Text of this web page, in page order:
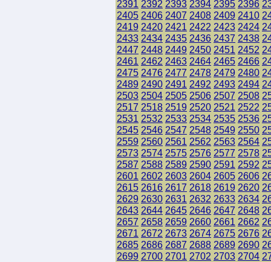
2391 2392 2393 2394 2395 2396
2405 2406 2407 2408 2409 2410
2419 2420 2421 2422 2423 2424
2433 2434 2435 2436 2437 2438
2447 2448 2449 2450 2451 2452
2461 2462 2463 2464 2465 2466
2475 2476 2477 2478 2479 2480
2489 2490 2491 2492 2493 2494
2503 2504 2505 2506 2507 2508
2517 2518 2519 2520 2521 2522
2531 2532 2533 2534 2535 2536
2545 2546 2547 2548 2549 2550
2559 2560 2561 2562 2563 2564
2573 2574 2575 2576 2577 2578
2587 2588 2589 2590 2591 2592
2601 2602 2603 2604 2605 2606
2615 2616 2617 2618 2619 2620
2629 2630 2631 2632 2633 2634
2643 2644 2645 2646 2647 2648
2657 2658 2659 2660 2661 2662
2671 2672 2673 2674 2675 2676
2685 2686 2687 2688 2689 2690
2699 2700 2701 2702 2703 2704